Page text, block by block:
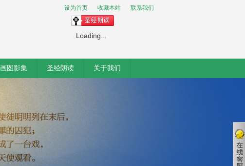
设为首页 收藏本站 联系我们
Loading...
画图影集 圣经朗读 关于我们